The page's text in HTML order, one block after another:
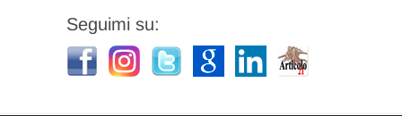
Seguimi su: